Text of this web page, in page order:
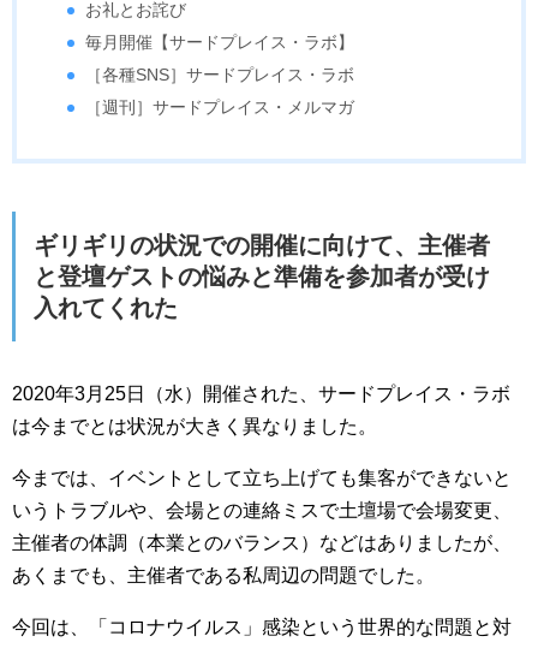
お礼とお詫び
毎月開催【サードプレイス・ラボ】
［各種SNS］サードプレイス・ラボ
［週刊］サードプレイス・メルマガ
ギリギリの状況での開催に向けて、主催者
と登壇ゲストの悩みと準備を参加者が受け
入れてくれた
2020年3月25日（水）開催された、サードプレイス・ラボ
は今までとは状況が大きく異なりました。
今までは、イベントとして立ち上げても集客ができないと
いうトラブルや、会場との連絡ミスで土壇場で会場変更、
主催者の体調（本業とのバランス）などはありましたが、
あくまでも、主催者である私周辺の問題でした。
今回は、「コロナウイルス」感染という世界的な問題と対